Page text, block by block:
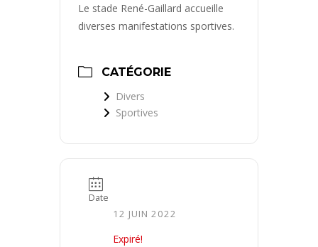
Le stade René-Gaillard accueille
diverses manifestations sportives.
CATÉGORIE
Divers
Sportives
Date
12 JUIN 2022
Expiré!